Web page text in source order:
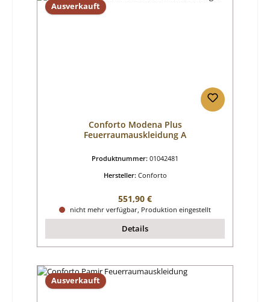
Ausverkauft
Conforto Modena Plus
Feuerraumauskleidung A
Produktnummer: 01042481
Hersteller: Conforto
Regulärer Preis:
551,90 €
nicht mehr verfügbar, Produktion eingestellt
Details
Ausverkauft